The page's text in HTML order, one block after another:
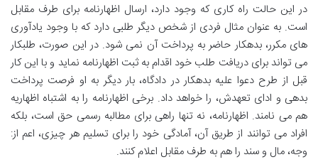
در این حالت راه کاری که وجود دارد، ارسال اظهارنامه برای طرف مقابل
است. به عنوان مثال فردی از شخص دیگر طلبی دارد که با وجود یادآوری
های مکرر، بدهکار حاضر به پرداخت آن نمی شود. در این صورت، طلبکار
می تواند برای دریافت طلب خود اقدام به ثبت اظهارنامه نماید و با این کار
قبل از طرح دعوا علیه بدهکار در دادگاه، بار دیگر به او فرصت پرداخت
بدهی و ادای تعهدش، را خواهد داد. برخی اظهارنامه را به اشتباه اظهاریه
هم می نامند. اظهارنامه، نه تنها راهی برای مطالبه رسمی حق است، بلکه
افراد می توانند از طریق آن، آمادگی خود را برای تسلیم هر چیزی، اعم از:
وجه، مال و سند را هم به طرف مقابل اعلام کنند.